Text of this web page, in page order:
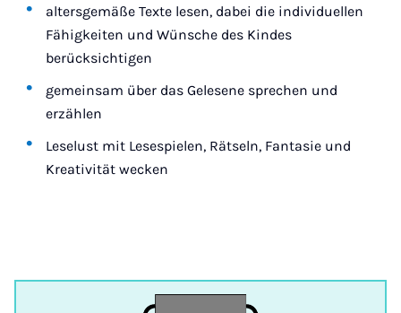
altersgemäße Texte lesen, dabei die individuellen
Fähigkeiten und Wünsche des Kindes
berücksichtigen
gemeinsam über das Gelesene sprechen und
erzählen
Leselust mit Lesespielen, Rätseln, Fantasie und
Kreativität wecken